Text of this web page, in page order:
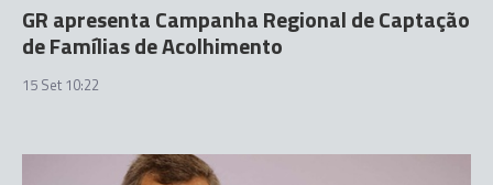
GR apresenta Campanha Regional de Captação
de Famílias de Acolhimento
15 Set 10:22